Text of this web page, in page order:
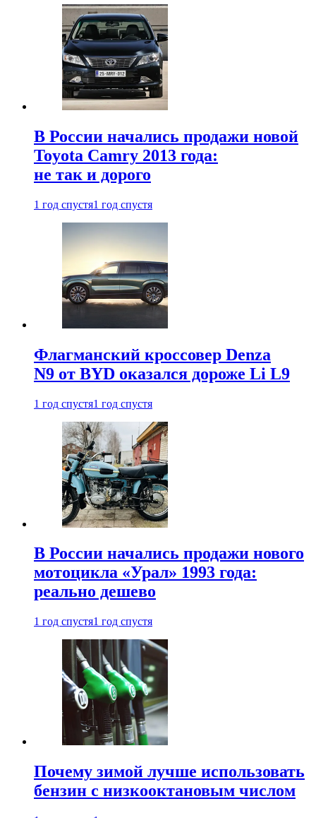
В России начались продажи новой
Toyota Camry 2013 года:
не так и дорого
1 год спустя1 год спустя
Флагманский кроссовер Denza
N9 от BYD оказался дороже Li L9
1 год спустя1 год спустя
В России начались продажи нового
мотоцикла «Урал» 1993 года:
реально дешево
1 год спустя1 год спустя
Почему зимой лучше использовать
бензин с низкооктановым числом